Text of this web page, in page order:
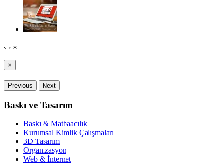
‹ › ×
×
Previous Next
Baskı ve Tasarım
Baskı & Matbaacılık
Kurumsal Kimlik Çalışmaları
3D Tasarım
Organizasyon
Web & İnternet